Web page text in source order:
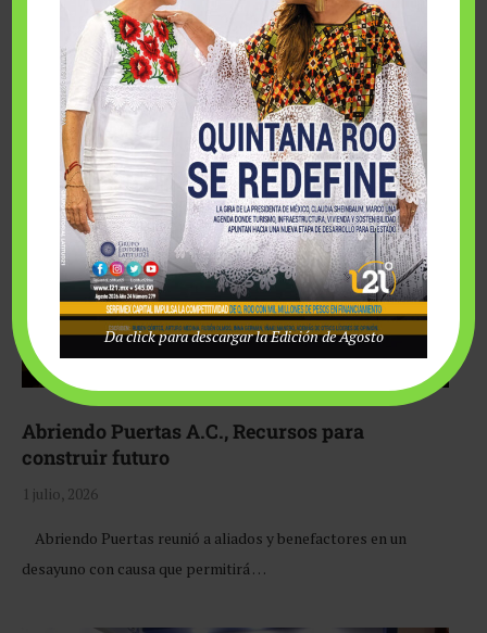
Fairmont Mayakoba y Make-A-Wish México unieron
esfuerzos para hacer realidad el deseo de una …
Abriendo Puertas A.C., Recursos para
construir futuro
1 julio, 2026
Abriendo Puertas reunió a aliados y benefactores en un
desayuno con causa que permitirá …
Da click para descargar la Edición de Agosto